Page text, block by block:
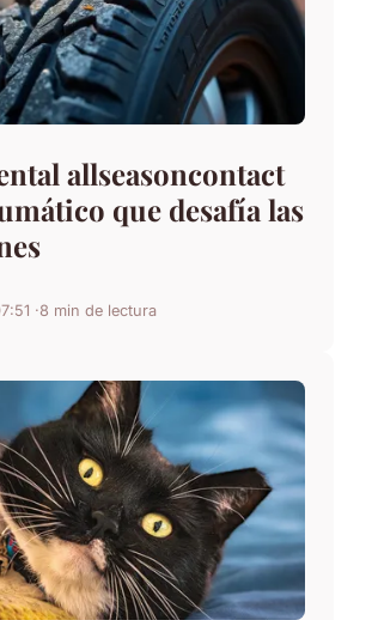
allseasoncontact
que desafía las
8 min de lectura